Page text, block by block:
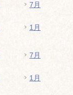
7月
1月
7月
1月